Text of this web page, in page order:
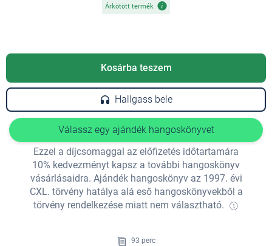
Árkötött termék
Kosárba teszem
Hallgass bele
Válassz egy ajándék hangoskönyvet
Ezzel a díjcsomaggal az előfizetés időtartamára
10% kedvezményt kapsz a további hangoskönyv
vásárlásaidra. Ajándék hangoskönyv az 1997. évi
CXL. törvény hatálya alá eső hangoskönyvekből a
törvény rendelkezése miatt nem választható.
93 perc